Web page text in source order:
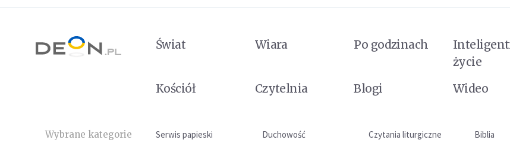
Świat Wiara Po godzinach
życie
Kościół
Czytelnia Blogi Wideo
Wybrane kategorie Serwis papieski Duchowość Czytania liturgiczne Biblia